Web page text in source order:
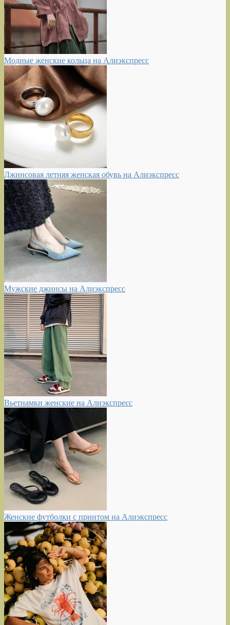
Модные женские кольца на Алиэкспресс
Джинсовая летняя женская обувь на Алиэкспресс
Мужские джинсы на Алиэкспресс
Вьетнамки женские на Алиэкспресс
Женские футболки с принтом на Алиэкспресс